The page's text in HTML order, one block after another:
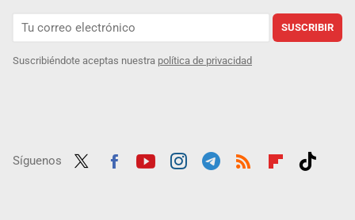
SUSCRIBIR
Suscribiéndote aceptas nuestra política de privacidad
Síguenos